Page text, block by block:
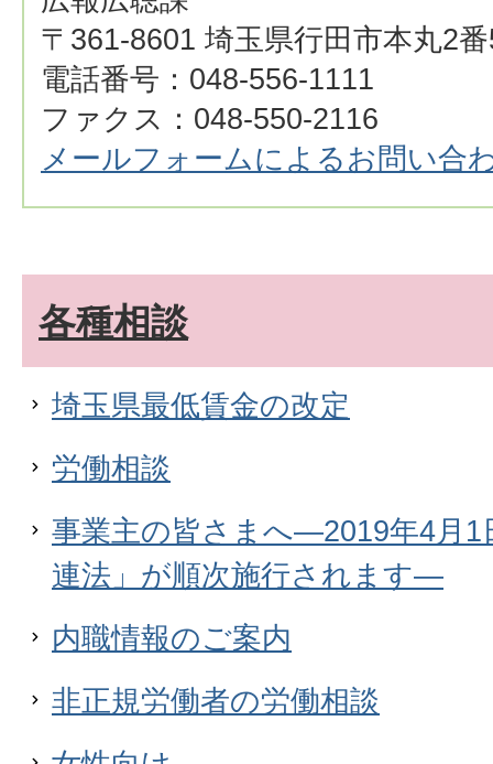
〒361-8601 埼玉県行田市本丸2
電話番号：048-556-1111
ファクス：048-550-2116
メールフォームによるお問い合
各種相談
埼玉県最低賃金の改定
労働相談
事業主の皆さまへ―2019年4月1
連法」が順次施行されます―
内職情報のご案内
非正規労働者の労働相談